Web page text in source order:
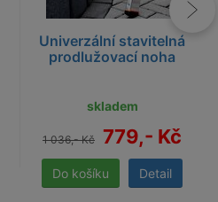
Univerzální stavitelná
prodlužovací noha
skladem
1 036,- Kč 779,- Kč
Detail